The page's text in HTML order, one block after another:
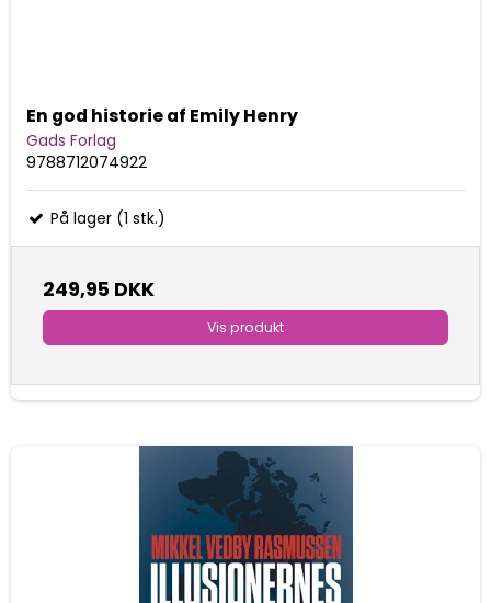
En god historie af Emily Henry
Gads Forlag
9788712074922
På lager (1 stk.)
249,95 DKK
Vis produkt